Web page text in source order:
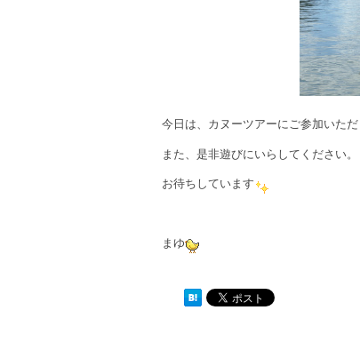
今日は、カヌーツアーにご参加いた
また、是非遊びにいらしてください。
お待ちしています
まゆ